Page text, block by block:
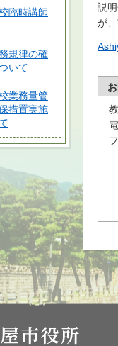
臨時講師
規律の確
いて
業務量管
措置実施
説
が